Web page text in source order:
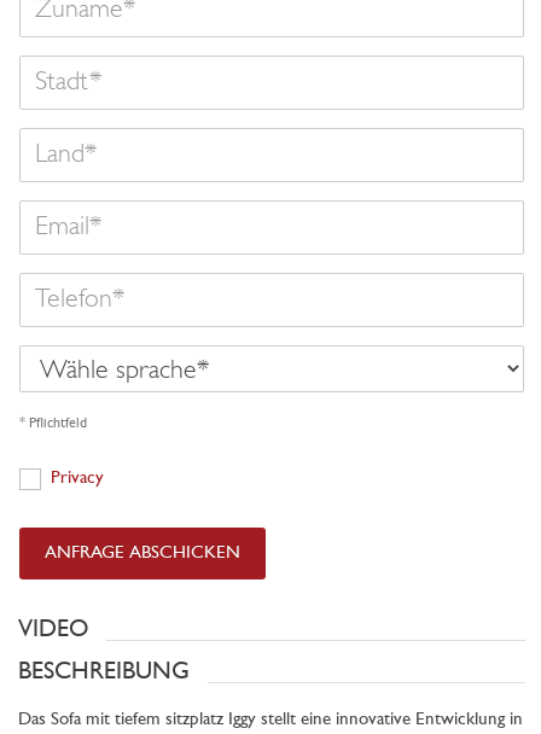
Wähle
sprache
* Pflichtfeld
Privacy
Privacy
ANFRAGE ABSCHICKEN
VIDEO
BESCHREIBUNG
Das Sofa mit tiefem sitzplatz Iggy stellt eine innovative Entwicklung in